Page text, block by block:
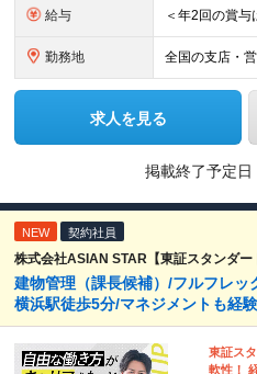
給与
勤務地
求人を見る
掲載終了予定日
NEW 契約社員
株式会社ASIAN STAR【東証スタンダー
建物管理（課長候補）/フルフレ
横浜駅徒歩5分/マネジメントも経
東証ス
軟性！